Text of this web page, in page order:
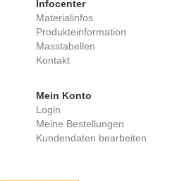
Infocenter
Materialinfos
Produkteinformation
Masstabellen
Kontakt
Mein Konto
Login
Meine Bestellungen
Kundendaten bearbeiten